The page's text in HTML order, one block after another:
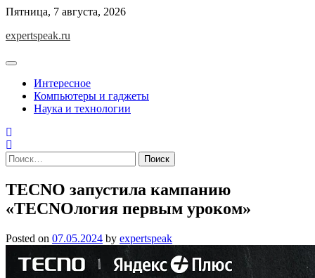
Skip
content
Пятница, 7 августа, 2026
expertspeak.ru
Интересное
Компьютеры и гаджеты
Наука и технологии
Найти:
TECNO запустила кампанию
«TECNOлогия первым уроком»
Posted on 07.05.2024 by expertspeak